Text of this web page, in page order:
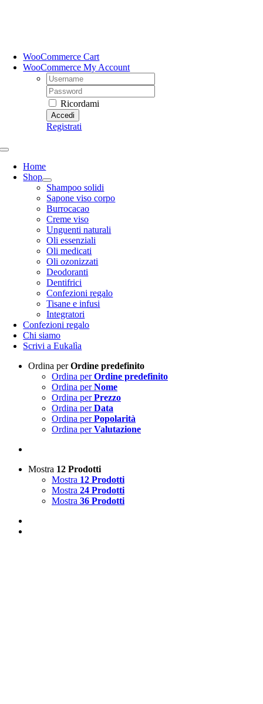
WooCommerce Cart
WooCommerce My Account
Username:
Password:
Ricordami
Registrati
Toggle
NavigationHome
Shop
Shampoo solidi
Sapone viso corpo
Burrocacao
Creme viso
Unguenti naturali
Oli essenziali
Oli medicati
Oli ozonizzati
Deodoranti
Dentifrici
Confezioni regalo
Tisane e infusi
Integratori
Confezioni regalo
Chi siamo
Scrivi a Eukalìa
Ordina perOrdine predefinito
Ordina perOrdine predefinito
Ordina perNome
Ordina perPrezzo
Ordina perData
Ordina perPopolarità
Ordina perValutazione
Mostra 12 Prodotti
Mostra 12 Prodotti
Mostra 24 Prodotti
Mostra 36 Prodotti